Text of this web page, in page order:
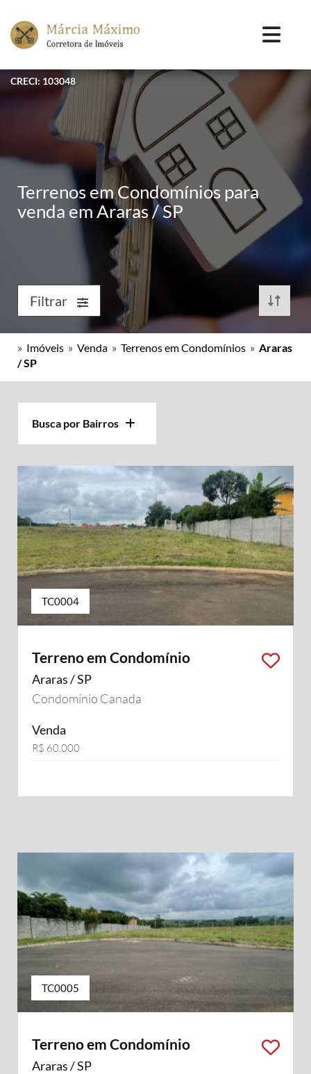
CRECI: 103048
Terrenos em Condomínios para
venda em Araras / SP
Filtrar
» Imóveis » Venda » Terrenos em Condomínios » Araras
/ SP
Busca por Bairros
TC0004
Terreno em Condomínio
Araras / SP
Condomínio Canada
Venda
R$ 60.000
TC0005
Terreno em Condomínio
Araras / SP